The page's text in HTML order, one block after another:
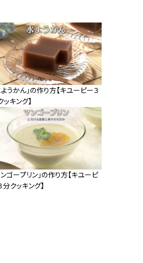
ようかん」の作り方【キユーピー３
ッキング】
ンゴープリン」の作り方【キユーピ
分クッキング】